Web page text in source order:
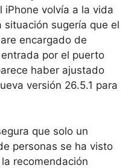
iPhone volvía a la vida
sugería que el
encargado de
por el puerto
haber ajustado
versión 26.5.1 para
que solo un
personas se ha visto
recomendación